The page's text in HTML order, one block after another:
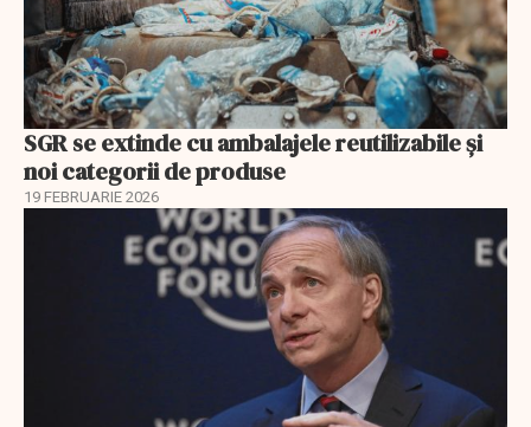
SGR se extinde cu ambalajele reutilizabile și
noi categorii de produse
19 FEBRUARIE 2026